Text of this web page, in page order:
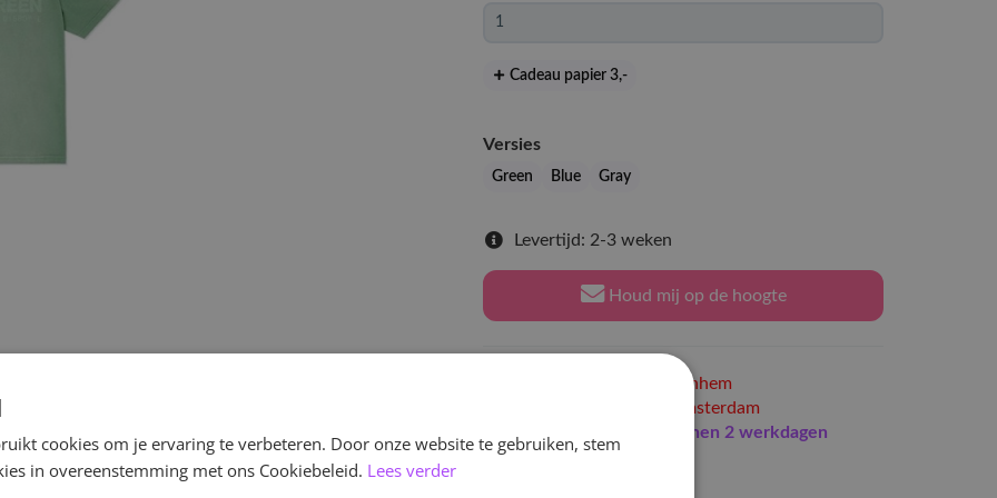
Cadeau papier 3,-
Versies
Green Blue Gray
Levertijd: 2-3 weken
Houd mij op de hoogte
in Arnhem
in Amsterdam
binnen 2 werkdagen
verzonden
cookies om je ervaring te verbeteren. Door onze website te gebruiken, stem
in overeenstemming met ons Cookiebeleid. Lees verder